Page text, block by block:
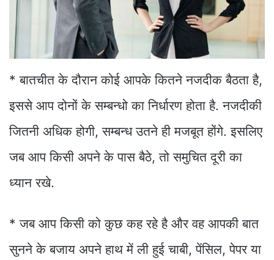
* बातचीत के दौरान कोई आपके कितने नजदीक बैठता है,
इससे आप दोनों के सम्बन्धो का निर्धारण होता है. नजदीकी
जितनी अधिक होगी, सम्बन्ध उतने ही मजबूत होंगे. इसलिए
जब आप किसी अपने के पास बैठे, तो समुचित दूरी का
ध्यान रखे.
* जब आप किसी को कुछ कह रहे है और वह आपकी बात
सुनने के बजाय अपने हाथ में ली हुई चाबी, पेंसिल, पेपर या